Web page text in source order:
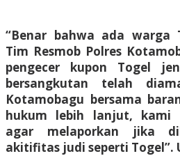
“Benar bahwa ada warga
Tim Resmob Polres
pengecer kupon Togel
bersangkutan telah
Kotamobagu bersama
hukum lebih lanjut, kami
agar melaporkan jika
akitifitas judi seperti Togel”.